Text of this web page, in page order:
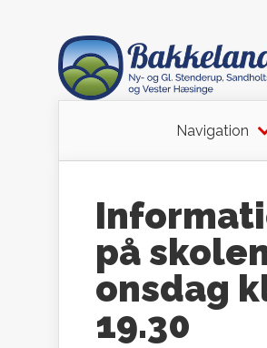
Navigation
på
onsdag
19.30